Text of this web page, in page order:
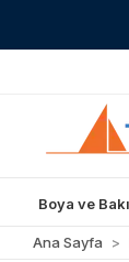
Boya ve
Ana Sayfa